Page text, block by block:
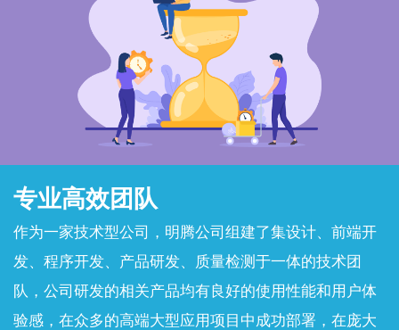
专业高效团队
作为一家技术型公司，明腾公司组建了集设计、前端开
发、程序开发、产品研发、质量检测于一体的技术团
队，公司研发的相关产品均有良好的使用性能和用户体
验感，在众多的高端大型应用项目中成功部署，在庞大